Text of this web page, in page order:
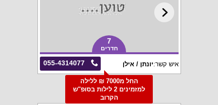
7
חדרים
055-4314077 איש קשר:יונתן / אילן
החל מ7000 ₪ ללילה
למזמינים 2 לילות בסופ"ש
הקרוב